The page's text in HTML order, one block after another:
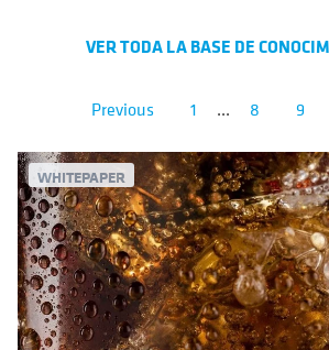
VER TODA LA BASE DE
Previous 1 ... 8 9
WHITEPAPER